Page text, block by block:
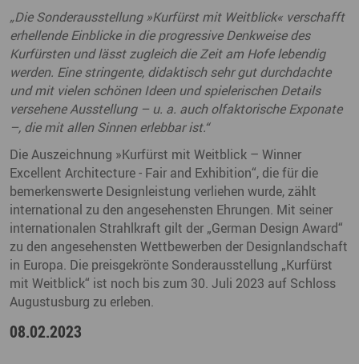
„Die Sonderausstellung »Kurfürst mit Weitblick« verschafft
erhellende Einblicke in die progressive Denkweise des
Kurfürsten und lässt zugleich die Zeit am Hofe lebendig
werden. Eine stringente, didaktisch sehr gut durchdachte
und mit vielen schönen Ideen und spielerischen Details
versehene Ausstellung – u. a. auch olfaktorische Exponate
–, die mit allen Sinnen erlebbar ist.“
Die Auszeichnung »Kurfürst mit Weitblick – Winner
Excellent Architecture - Fair and Exhibition“, die für die
bemerkenswerte Designleistung verliehen wurde, zählt
international zu den angesehensten Ehrungen. Mit seiner
internationalen Strahlkraft gilt der „German Design Award“
zu den angesehensten Wettbewerben der Designlandschaft
in Europa. Die preisgekrönte Sonderausstellung „Kurfürst
mit Weitblick“ ist noch bis zum 30. Juli 2023 auf Schloss
Augustusburg zu erleben.
08.02.2023